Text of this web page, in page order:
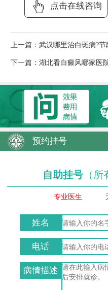
点击在线咨询
上一篇： 武汉哪里治白斑病?
下一篇： 湖北看白癜风哪家医
预约挂号
自助挂号 （
专业医生
姓名
电话
病情描述